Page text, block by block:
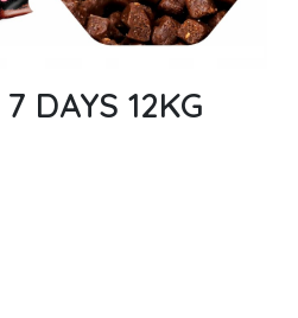
DAYS 12KG